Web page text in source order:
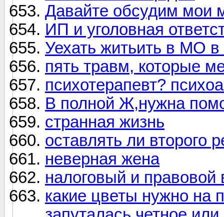
Давайте обсудим мои
ИП и уголовная
Уехать житьить в МО
пять травм, которые
психотерапевт?
В полной Ж,нужна
странная жизнь
оставлять ли второго
неверная жена
налоговый и правовой
какие цветы нужно на